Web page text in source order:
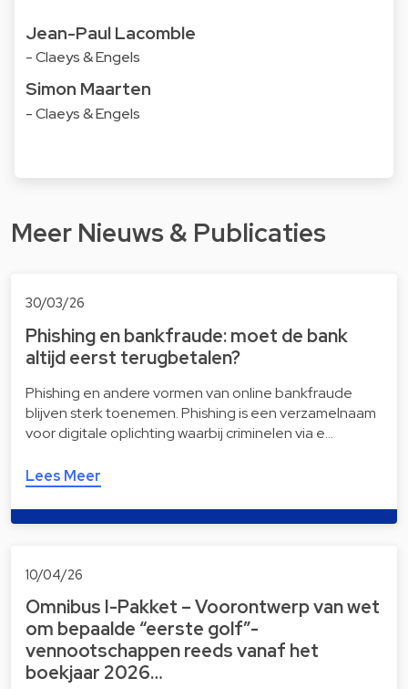
Jean-Paul Lacomble
- Claeys & Engels
Simon Maarten
- Claeys & Engels
Meer Nieuws & Publicaties
30/03/26
Phishing en bankfraude: moet de bank
altijd eerst terugbetalen?
Phishing en andere vormen van online bankfraude
blijven sterk toenemen. Phishing is een verzamelnaam
voor digitale oplichting waarbij criminelen via e…
Lees Meer
10/04/26
Omnibus I-Pakket – Voorontwerp van wet
om bepaalde “eerste golf”-
vennootschappen reeds vanaf het
boekjaar 2026…